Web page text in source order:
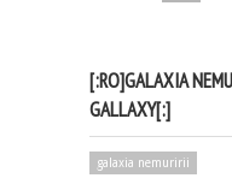
[:RO]GALAXIA
GALLAXY[:]
galaxia nemuririi